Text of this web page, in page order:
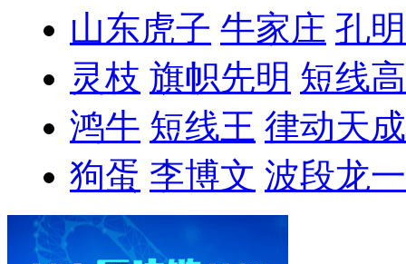
山东虎子 牛家庄 孔
灵枝 旗帜先明 短线
鸿牛 短线王 律动天成
狗蛋 李博文 波段龙一